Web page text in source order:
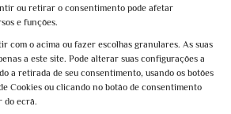
ou retirar o consentimento pode afetar
e funções.
com o acima ou fazer escolhas granulares. As suas
a este site. Pode alterar suas configurações a
a retirada de seu consentimento, usando os botões
Cookies ou clicando no botão de consentimento
do ecrã.